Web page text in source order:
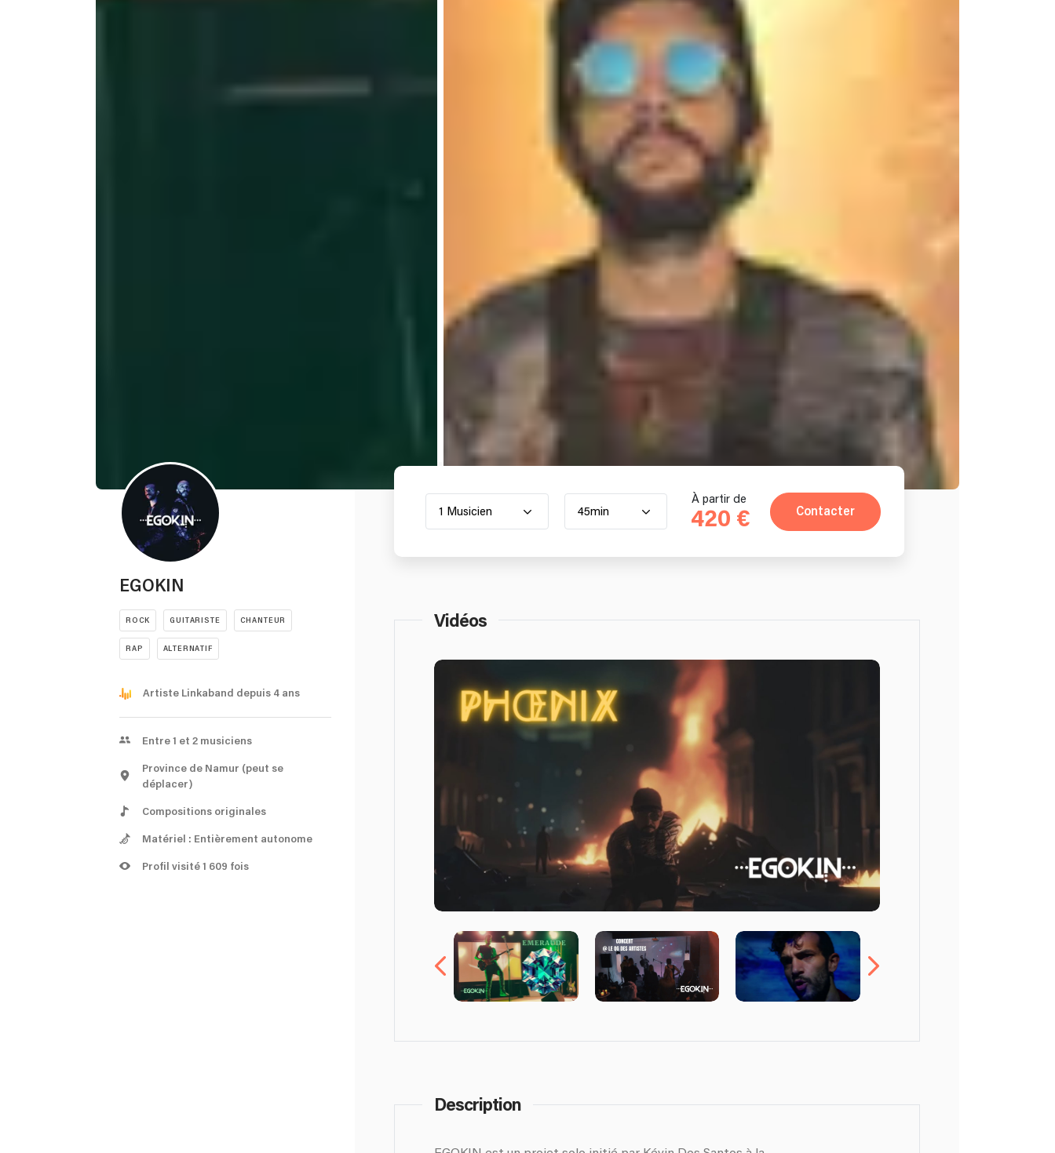
EGOKIN
ROCK GUITARISTE CHANTEUR
RAP ALTERNATIF
Artiste Linkaband depuis 4 ans
Entre 1 et 2 musiciens
Province de Namur (peut se
déplacer)
Compositions originales
Matériel : Entièrement autonome
Profil visité 1 609 fois
1 Musicien 45min
À partir de
420 € Contacter
Vidéos
Description